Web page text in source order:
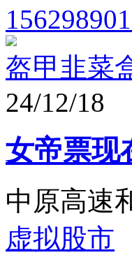
盔甲韭菜
24/12/18
女帝票现
中原高速
虚拟股市